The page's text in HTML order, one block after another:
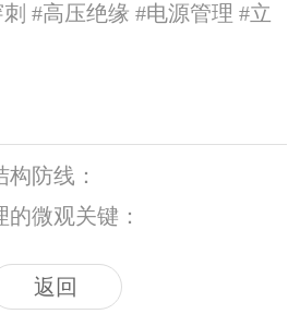
#高压绝缘 #电源管理 #立
防线：
微观关键：
返回